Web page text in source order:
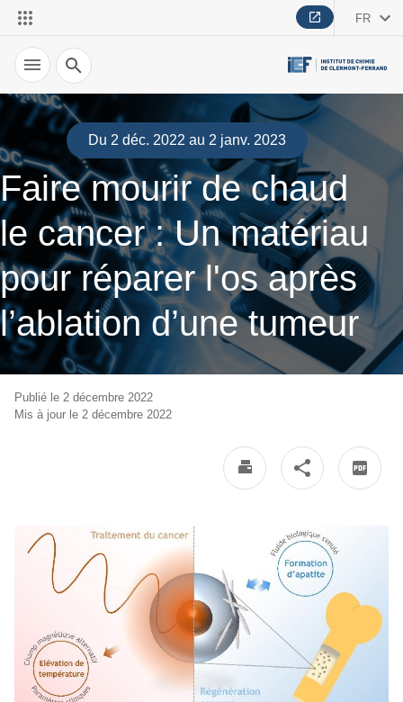
FR
Recherche
Du 2 déc. 2022 au 2 janv. 2023
Faire mourir de chaud
le cancer : Un matériau
pour réparer l'os après
l’ablation d’une tumeur
Publié le 2 décembre 2022
Mis à jour le 2 décembre 2022